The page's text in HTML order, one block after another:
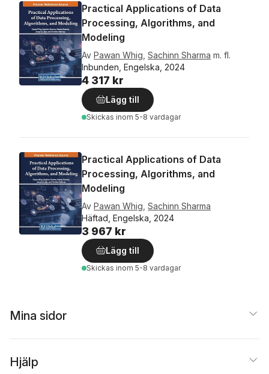
Practical Applications of Data
Processing, Algorithms, and
Modeling
Av Pawan Whig Sachinn Sharma m. fl.
Inbunden, Engelska, 2024
4 317 kr
Lägg till
Skickas inom 5-8 vardagar
Practical Applications of Data
Processing, Algorithms, and
Modeling
Av Pawan Whig Sachinn Sharma
Häftad, Engelska, 2024
3 967 kr
Lägg till
Skickas inom 5-8 vardagar
Mina sidor
Hjälp